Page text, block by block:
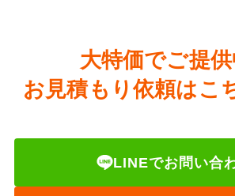
大特価でご提供
お見積もり依頼はこ
LINEでお問い合